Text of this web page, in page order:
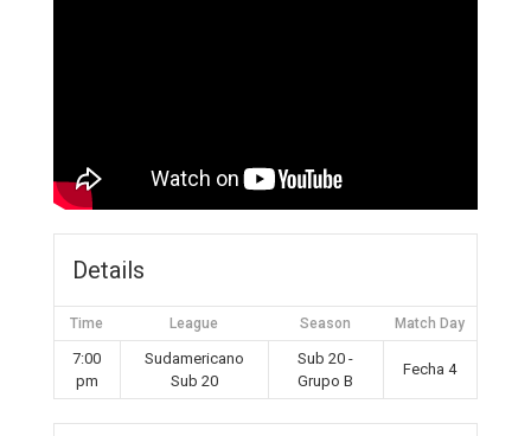
Details
Time League Season Match Day
7:00
pm
Sudamericano
Sub 20
Sub 20 -
Grupo B
Fecha 4